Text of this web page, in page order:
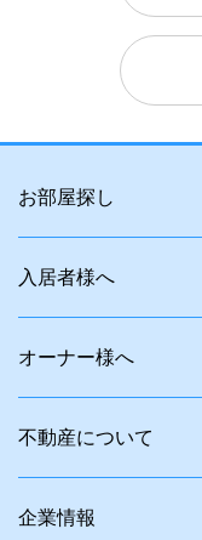
お部屋探し
入居者様へ
オーナー様へ
不動産について
企業情報